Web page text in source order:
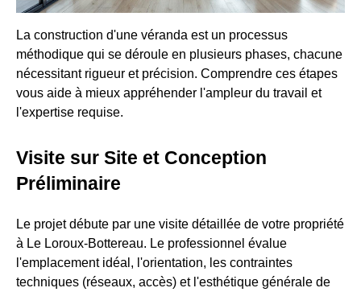
La construction d'une véranda est un processus
méthodique qui se déroule en plusieurs phases, chacune
nécessitant rigueur et précision. Comprendre ces étapes
vous aide à mieux appréhender l'ampleur du travail et
l'expertise requise.
Visite sur Site et Conception
Préliminaire
Le projet débute par une visite détaillée de votre propriété
à Le Loroux-Bottereau. Le professionnel évalue
l'emplacement idéal, l'orientation, les contraintes
techniques (réseaux, accès) et l'esthétique générale de